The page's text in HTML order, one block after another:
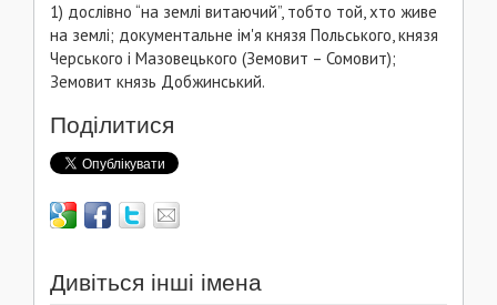
1) дослівно “на землі витаючий”, тобто той, хто живе
на землі; документальне ім'я князя Польського, князя
Черського і Мазовецького (Земовит – Сомовит);
Земовит князь Добжинський.
Поділитися
Дивіться інші імена